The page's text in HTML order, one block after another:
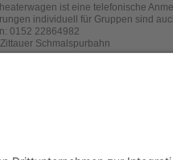
ist eine telefonische
individuell für Gruppen sind
0152 22864982
Schmalspurbahn